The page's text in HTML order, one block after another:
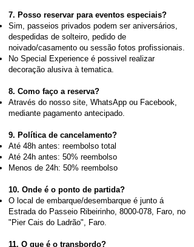
7. Posso reservar para eventos especiais?
Sim, passeios privados podem ser aniversários,
despedidas de solteiro, pedido de
noivado/casamento ou sessão fotos profissionais.
No Special Experience é possivel realizar
decoração alusiva à tematica.
8. Como faço a reserva?
Através do nosso site, WhatsApp ou Facebook,
mediante pagamento antecipado.
9. Política de cancelamento?
Até 48h antes: reembolso total
Até 24h antes: 50% reembolso
Menos de 24h: 50% reembolso
10. Onde é o ponto de partida?
O local de embarque/desembarque é junto á
Estrada do Passeio Ribeirinho, 8000-078, Faro, no
"Pier Cais do Ladrão", Faro.
11. O que é o transbordo?